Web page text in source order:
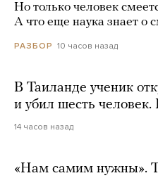
Но только человек
А что еще наука знает о
РАЗБОР 10 часов назад
В Таиланде ученик
и убил шесть
14 часов назад
«Нам самим нужны».